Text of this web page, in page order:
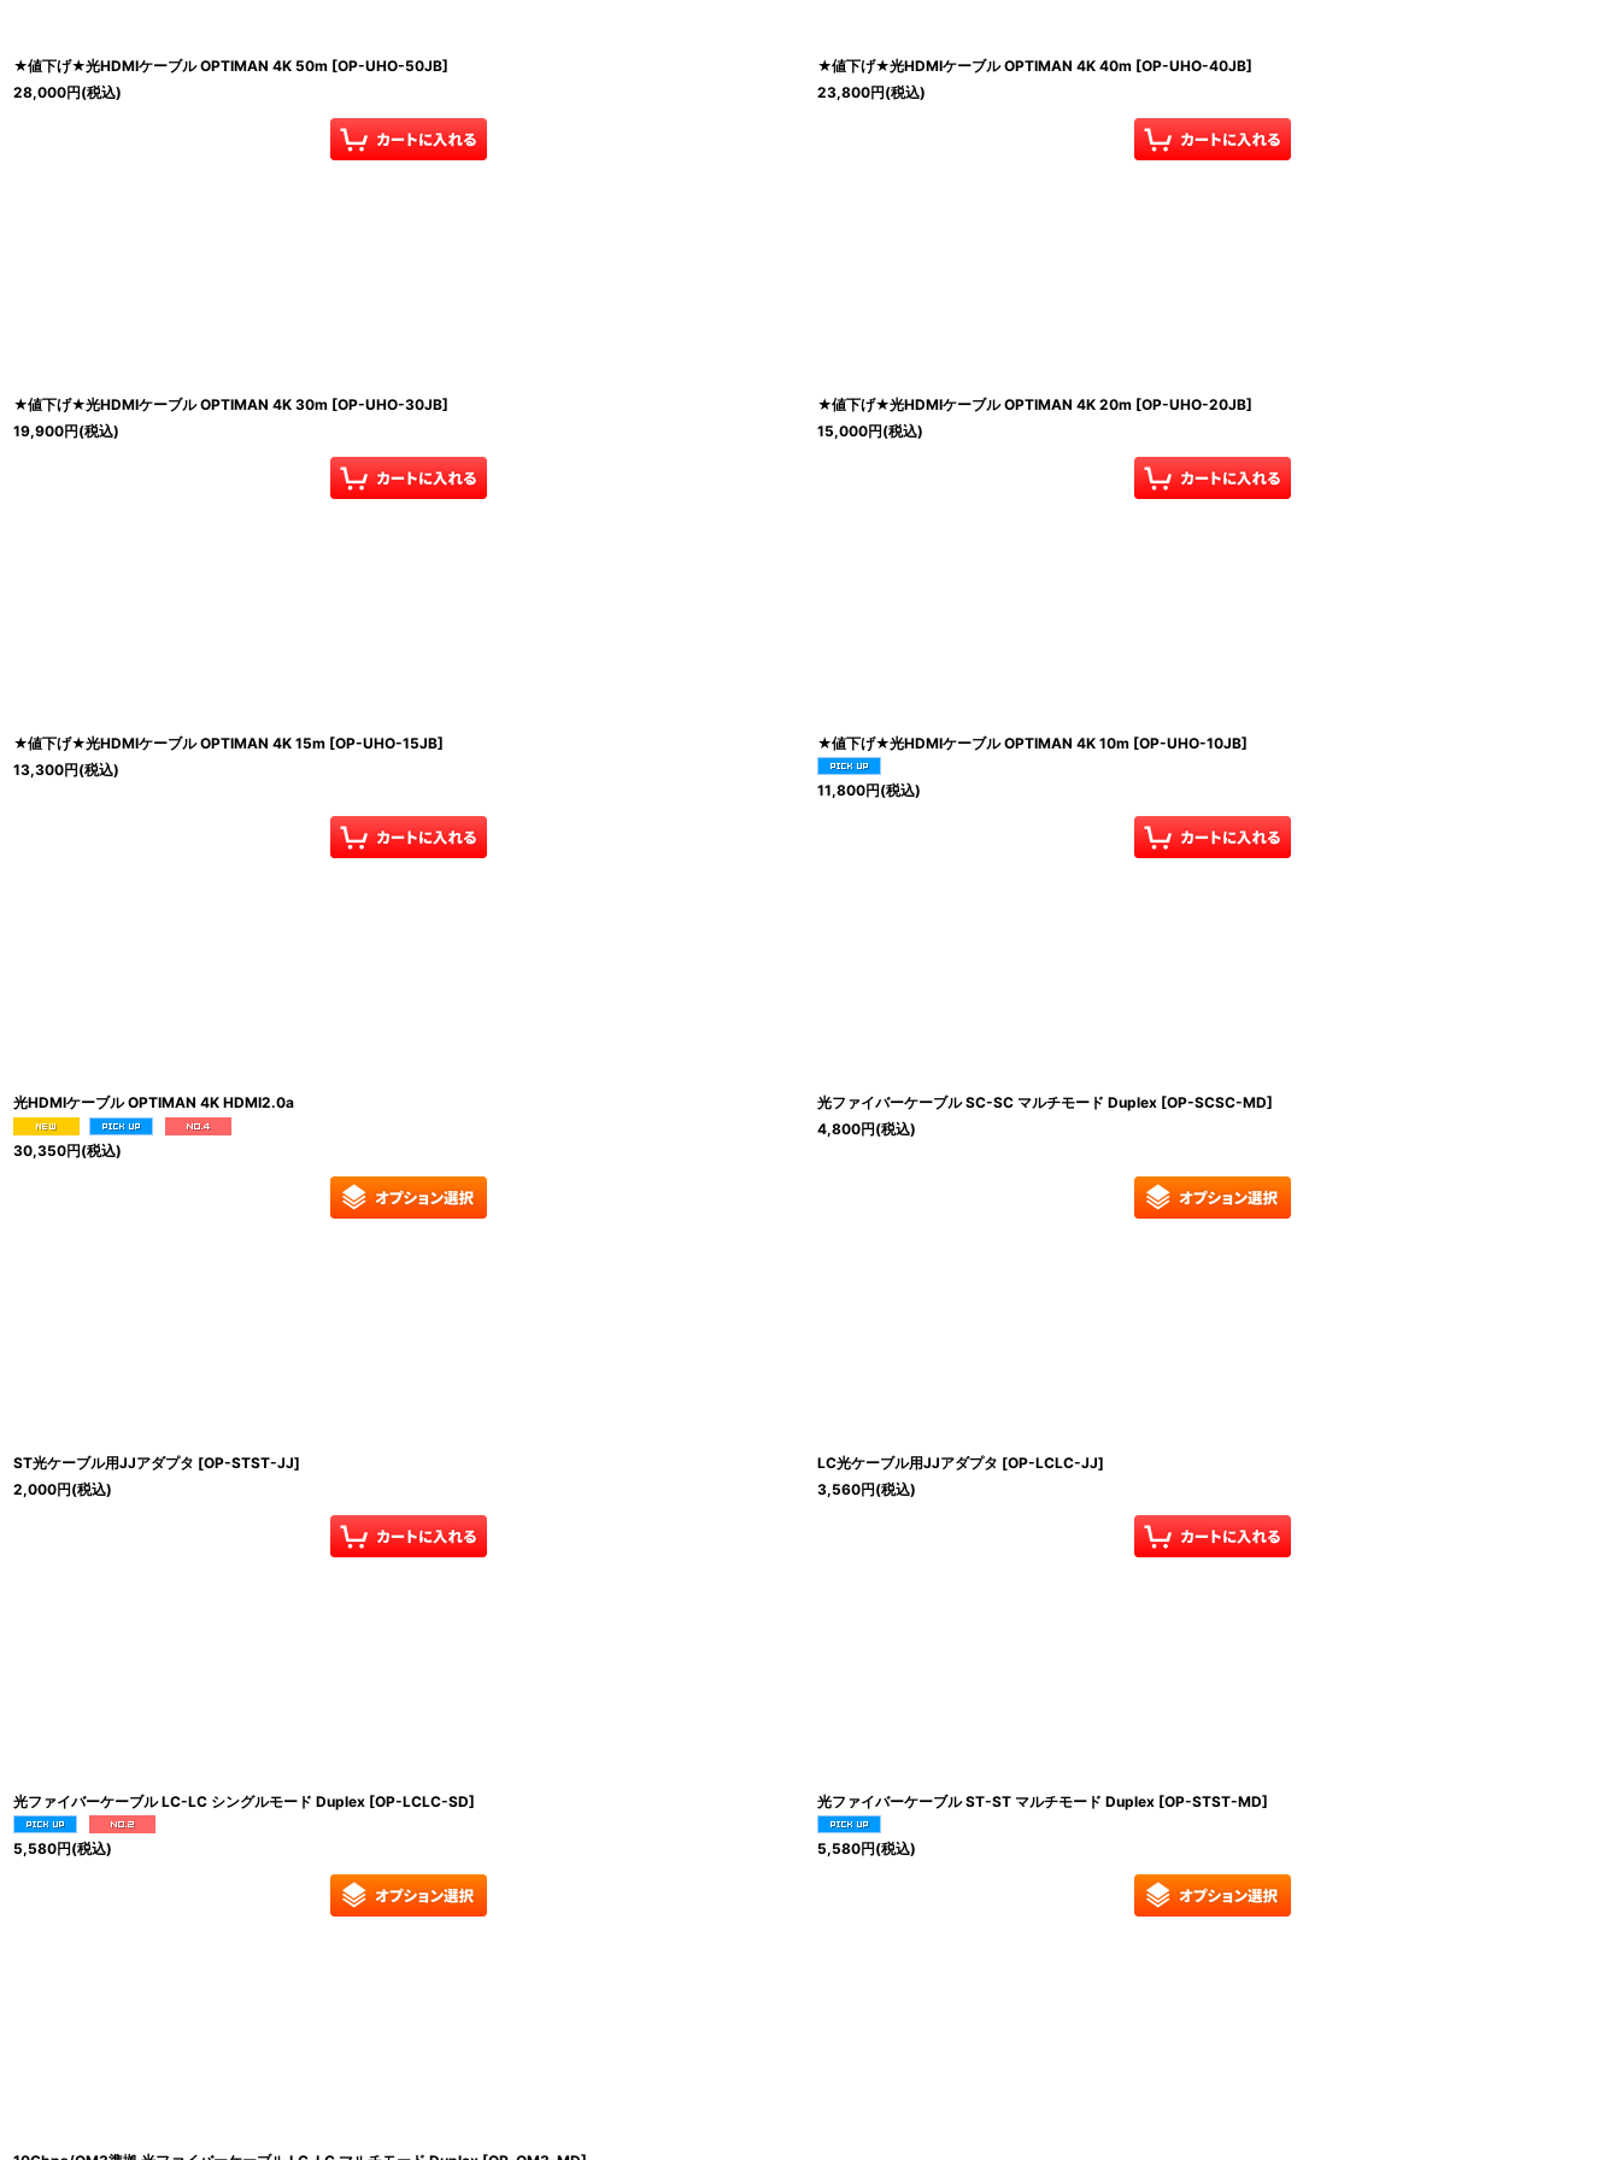
★値下げ★光HDMIケーブル OPTIMAN 4K 50m [OP-UHO-50JB]
28,000円(税込)
★値下げ★光HDMIケーブル OPTIMAN 4K 40m [OP-UHO-40JB]
23,800円(税込)
★値下げ★光HDMIケーブル OPTIMAN 4K 30m [OP-UHO-30JB]
19,900円(税込)
★値下げ★光HDMIケーブル OPTIMAN 4K 20m [OP-UHO-20JB]
15,000円(税込)
★値下げ★光HDMIケーブル OPTIMAN 4K 15m [OP-UHO-15JB]
13,300円(税込)
★値下げ★光HDMIケーブル OPTIMAN 4K 10m [OP-UHO-10JB]
11,800円(税込)
光HDMIケーブル OPTIMAN 4K HDMI2.0a
30,350円(税込)
光ファイバーケーブル SC-SC マルチモード Duplex [OP-SCSC-MD]
4,800円(税込)
ST光ケーブル用JJアダプタ [OP-STST-JJ]
2,000円(税込)
LC光ケーブル用JJアダプタ [OP-LCLC-JJ]
3,560円(税込)
光ファイバーケーブル LC-LC シングルモード Duplex [OP-LCLC-SD]
5,580円(税込)
光ファイバーケーブル ST-ST マルチモード Duplex [OP-STST-MD]
5,580円(税込)